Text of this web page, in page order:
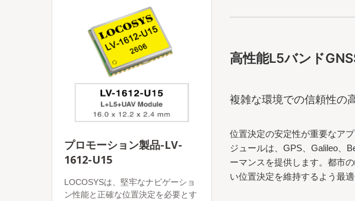
プロモーション製品-LV-
1612-U15
LOCOSYSは、堅牢なナビゲーショ
ン性能と正確な位置決定を必要とす
高性能L5バンド
複雑な環境での信頼性の
位置決定の安定性が重要なア
ジュールは、GPS、Galileo、
ーマンスを提供します。都市
い位置決定を維持するよう最適